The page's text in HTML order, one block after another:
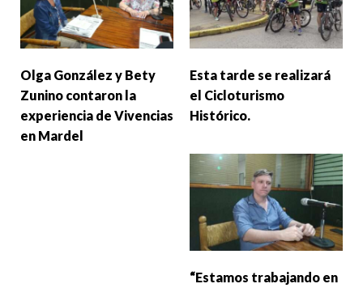
Olga González y Bety
Zunino contaron la
experiencia de Vivencias
en Mardel
Esta tarde se realizará
el Cicloturismo
Histórico.
“Estamos trabajando en